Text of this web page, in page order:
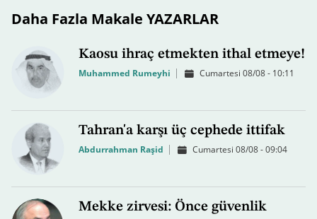
Daha Fazla Makale YAZARLAR
Kaosu ihraç etmekten ithal etmeye!
Muhammed Rumeyhi Cumartesi 08/08 - 10:11
Tahran'a karşı üç cephede ittifak
Abdurrahman Raşid Cumartesi 08/08 - 09:04
Mekke zirvesi: Önce güvenlik